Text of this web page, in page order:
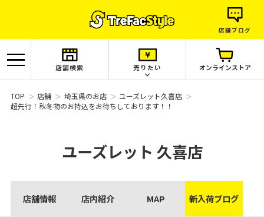
店舗ブログ
店舗検索 売りたい オンラインストア
TOP 店舗 埼玉県のお店
ユーズレット久喜店
超先行！秋冬物のお持込をお待ちしております！！
ユーズレット 久喜店
店舗情報 店内紹介 MAP 新入荷ブログ